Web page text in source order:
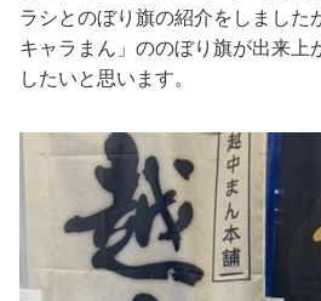
ラシとのぼり旗の紹介をしました
キャラまん」ののぼり旗が出来上
したいと思います。